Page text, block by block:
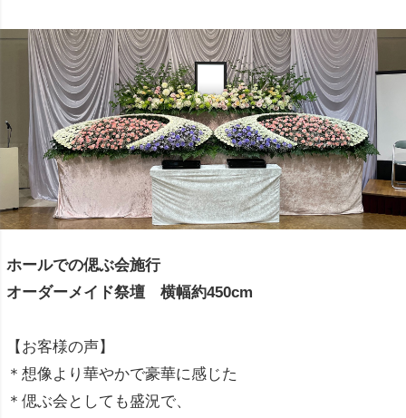
ホールでの偲ぶ会施行
オーダーメイド祭壇 横幅約450cm
【お客様の声】
＊想像より華やかで豪華に感じた
＊偲ぶ会としても盛況で、